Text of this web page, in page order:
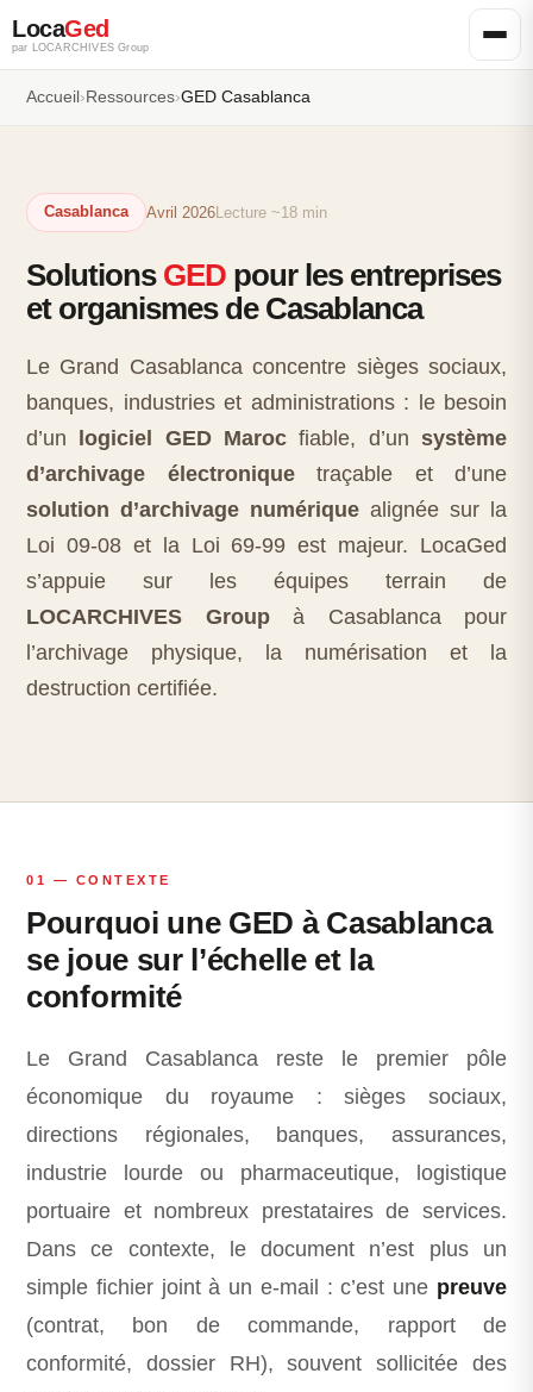
LocaGed
par LOCARCHIVES Group
Accueil › Ressources›GED Casablanca
Casablanca Avril 2026Lecture ~18 min
Solutions GED pour les entreprises
et organismes de Casablanca
Le Grand Casablanca concentre sièges sociaux,
banques, industries et administrations : le besoin
d’un
logiciel GED Maroc fiable, d’unsystème
d’archivage électroniquetraçable et d’une
solution d’archivage numérique alignée sur la
Loi 09-08 et la Loi 69-99 est majeur. LocaGed
s’appuie sur les équipes terrain de
LOCARCHIVES Groupà Casablanca pour
l’archivage physique, la numérisation et la
destruction certifiée.
01 — CONTEXTE
Pourquoi une GED à Casablanca
se joue sur l’échelle et la
conformité
Le Grand Casablanca reste le premier pôle
économique du royaume : sièges sociaux,
directions régionales, banques, assurances,
industrie lourde ou pharmaceutique, logistique
portuaire et nombreux prestataires de services.
Dans ce contexte, le document n’est plus un
simple fichier joint à un e-mail : c’est une preuve
(contrat, bon de commande, rapport de
conformité, dossier RH), souvent sollicitée des